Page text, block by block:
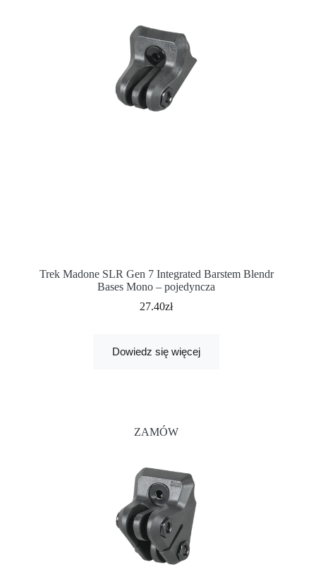
Trek Madone SLR Gen 7 Integrated Barstem Blendr
Bases Mono – pojedyncza
27.40zł
Dowiedz się więcej
ZAMÓW